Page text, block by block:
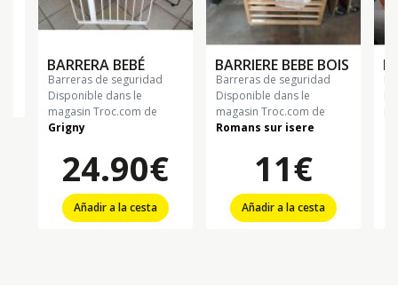
BARRERA BEBÉ
barreras de seguridad
Disponible dans le
magasin Troc.com de
Grigny
24.90€
Añadir a la cesta
BARRIERE BEBE BOIS
barreras de seguridad
Disponible dans le
magasin Troc.com de
Romans sur isere
11€
Añadir a la cesta